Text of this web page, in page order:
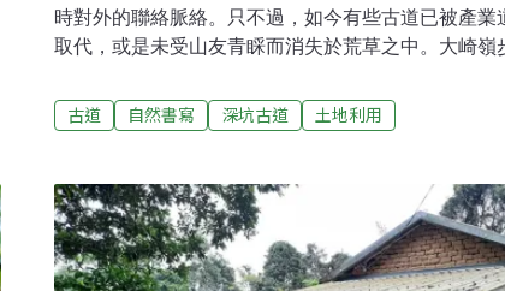
時對外的聯絡脈絡。只不過，如今有些古道已被產業
取代，或是未受山友青睬而消失於荒草之中。​大崎嶺
其多年前，因土石流的關係，拆除了不必要的木欄杆
昔的樣貌，如今走在青苔斑斑的石階上，跟台北郊山
回憶中的「通學步道」大崎嶺步道可以聯絡深坑的「
崙」和「大崙尾」等地，在阿柔洋產業道路未開通之
往返深坑市區所仰賴的主要道路，也是山上學童上下
稱為「通學步道」。​深坑行政區雖小，但一樣存在著
古道 自然書寫 深坑古道 土地利用